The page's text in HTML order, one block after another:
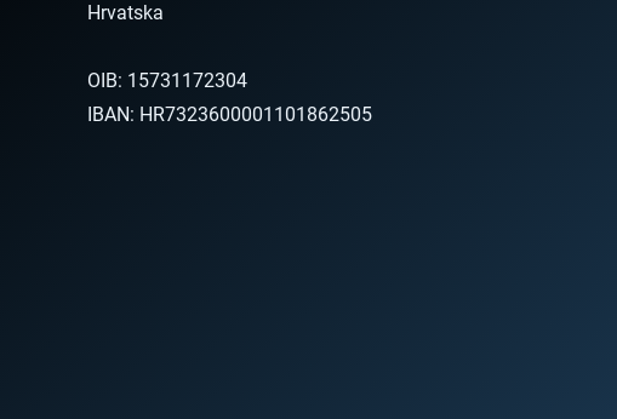
Hrvatska
OIB: 15731172304
IBAN: HR7323600001101862505